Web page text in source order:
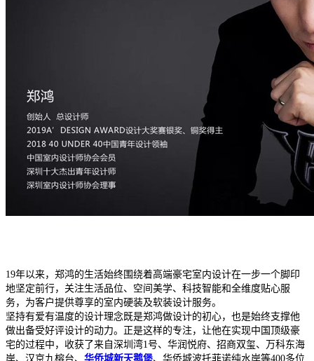
19年以来，郑鸿的生活始终围绕着高端豪宅室内设计在一步一个脚印
地坚定前行，关注生活品位、空间美学、科技智能和全维度贴心服
务，为客户提供尊享的室内硬装及软装设计服务。
坚持有爱有温度的设计理念既是郑鸿做设计的初心，也是始终支撑他
做出备受好评设计的动力。正是这样的专注，让他在实现中国顶级豪
宅的过程中，收获了来自深圳湾1号、华润悦府、招商双玺、万科东海
岸、汉京九榕台、 华侨城新天鹅堡、华侨城波托菲诺纯水岸等400多位